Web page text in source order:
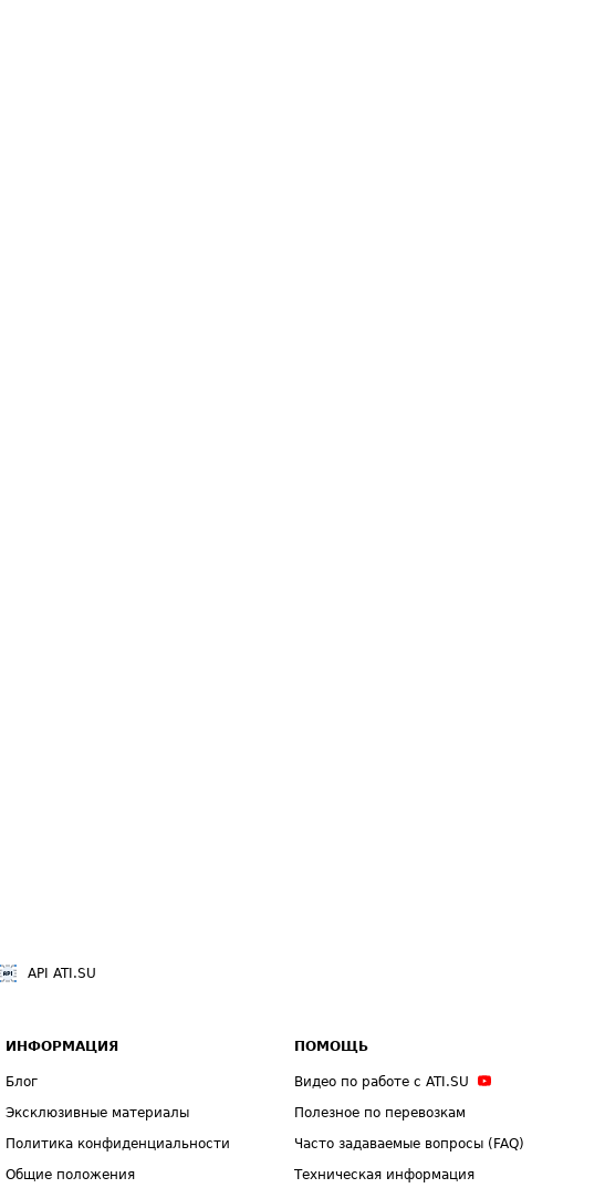
API ATI.SU
ИНФОРМАЦИЯ
Блог
Эксклюзивные материалы
Политика конфиденциальности
Общие положения
ПОМОЩЬ
Видео по работе с ATI.SU
Полезное по перевозкам
Часто задаваемые вопросы (FAQ)
Техническая информация